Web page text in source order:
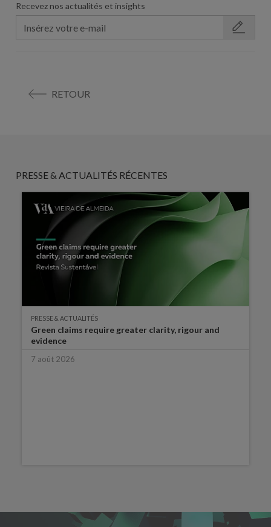
Recevez nos actualités et insights
RETOUR
PRESSE & ACTUALITÉS RÉCENTES
PRESSE & ACTUALITÉS
Green claims require greater clarity, rigour and
evidence
7 août 2026